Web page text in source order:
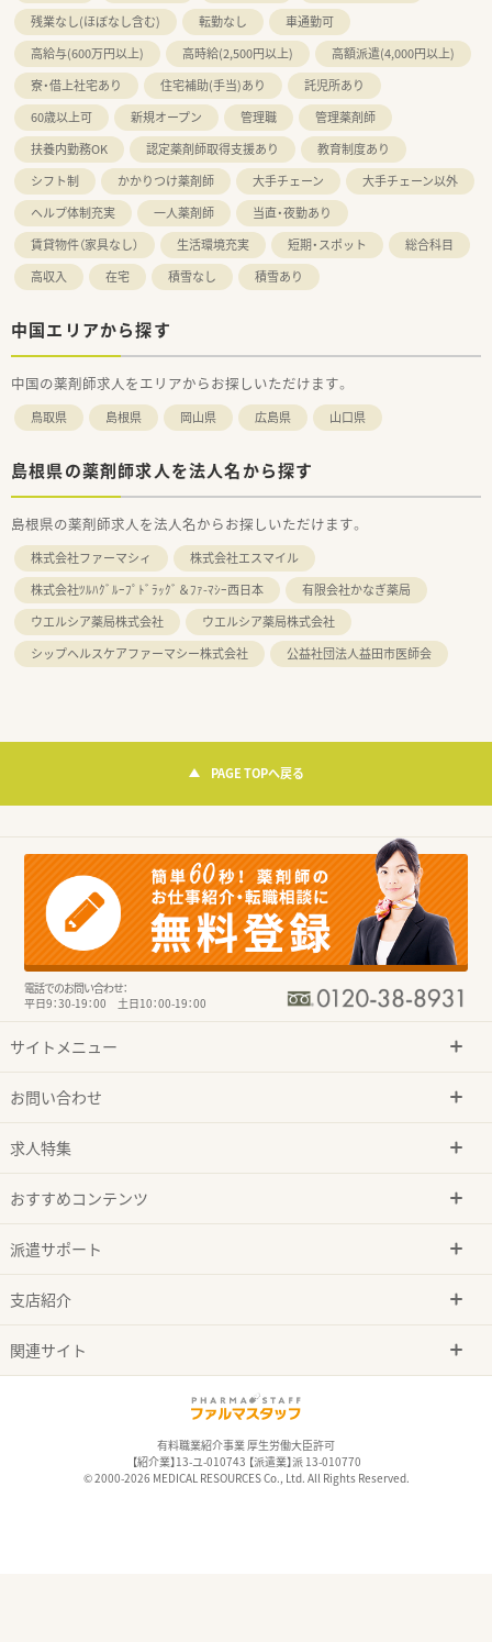
残業なし(ほぼなし含む)
転勤なし
車通勤可
高給与(600万円以上)
高時給(2,500円以上)
高額派遣(4,000円以上)
寮・借上社宅あり
住宅補助(手当)あり
託児所あり
60歳以上可
新規オープン 管理職
管理薬剤師
扶養内勤務OK
認定薬剤師取得支援あり
教育制度あり
シフト制
かかりつけ薬剤師 大手チェーン
大手チェーン以外
ヘルプ体制充実
一人薬剤師
当直・夜勤あり
賃貸物件（家具なし）
生活環境充実 短期・スポット
総合科目
高収入
在宅 積雪なし 積雪あり
中国エリアから探す
中国の薬剤師求人をエリアからお探しいただけます。
鳥取県 島根県 岡山県 広島県 山口県
島根県の薬剤師求人を法人名から探す
島根県の薬剤師求人を法人名からお探しいただけます。
株式会社ファーマシィ
株式会社エスマイル
株式会社ﾂﾙﾊｸﾞﾙｰﾌﾟﾄﾞﾗｯｸﾞ＆ﾌｧ-ﾏｼｰ西日本
有限会社かなぎ薬局
ウエルシア薬局株式会社
ウエルシア薬局株式会社
シップヘルスケアファーマシー株式会社
公益社団法人益田市医師会
PAGE TOPへ戻る
電話でのお問い合わせ：
平日9：30-19：00 土日10：00-19：00
サイトメニュー
お問い合わせ
求人特集
おすすめコンテンツ
派遣サポート
支店紹介
関連サイト
有料職業紹介事業 厚生労働大臣許可
【紹介業】13-ユ-010743 【派遣業】派 13-010770
© 2000-2026 MEDICAL RESOURCES Co., Ltd. All Rights Reserved.